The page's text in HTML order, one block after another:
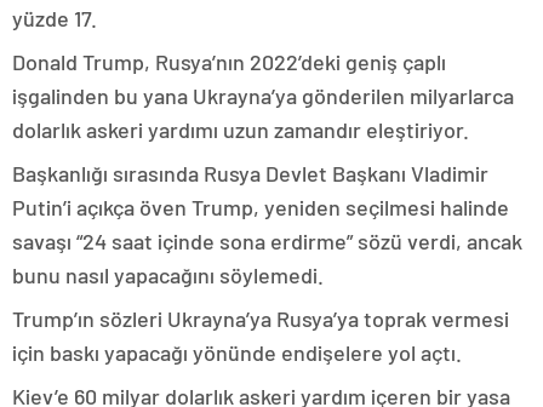
yüzde 17.
Donald Trump, Rusya’nın 2022’deki geniş çaplı
işgalinden bu yana Ukrayna’ya gönderilen milyarlarca
dolarlık askeri yardımı uzun zamandır eleştiriyor.
Başkanlığı sırasında Rusya Devlet Başkanı Vladimir
Putin’i açıkça öven Trump, yeniden seçilmesi halinde
savaşı “24 saat içinde sona erdirme” sözü verdi, ancak
bunu nasıl yapacağını söylemedi.
Trump’ın sözleri Ukrayna’ya Rusya’ya toprak vermesi
için baskı yapacağı yönünde endişelere yol açtı.
Kiev’e 60 milyar dolarlık askeri yardım içeren bir yasa